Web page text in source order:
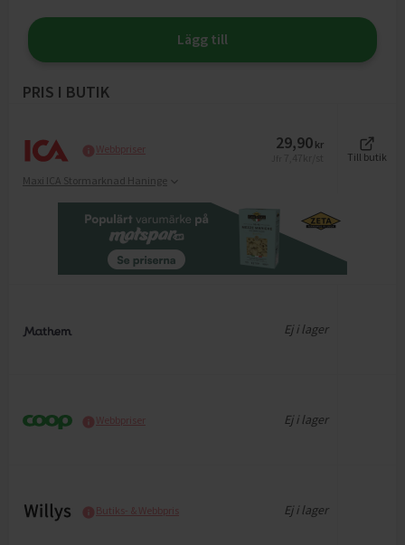
Lägg till
PRIS I BUTIK
Webbpriser 29,90 kr
Till butik
Maxi ICA Stormarknad Haninge
Ej i lager
Webbpriser Ej i lager
Butiks- & Webbpris Ej i lager